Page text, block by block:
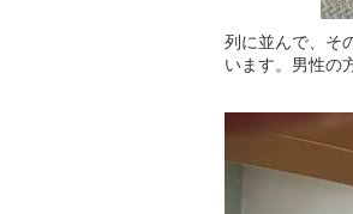
列に並んで、そ
います。男性の